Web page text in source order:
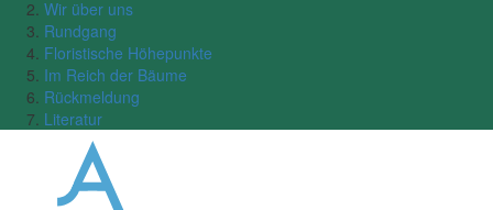
Wir über uns
Rundgang
Floristische Höhepunkte
Im Reich der Bäume
Rückmeldung
Literatur